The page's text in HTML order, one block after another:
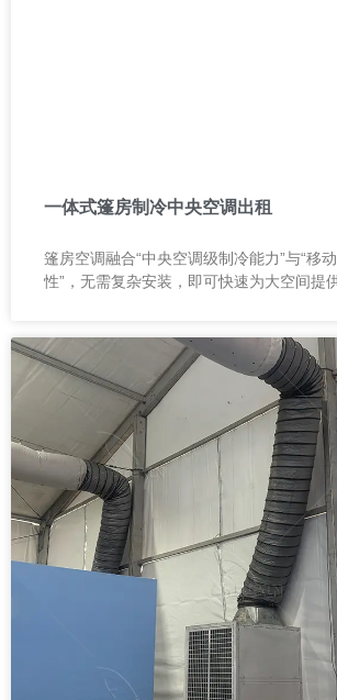
一体式篷房制冷中央空调出租
篷房空调融合“中央空调级制冷能力”与“移
性”，无需复杂安装，即可快速为大空间提